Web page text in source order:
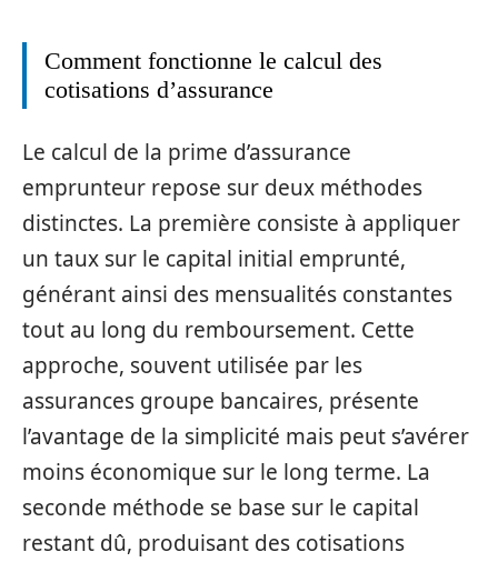
Comment fonctionne le calcul des
cotisations d’assurance
Le calcul de la prime d’assurance
emprunteur repose sur deux méthodes
distinctes. La première consiste à appliquer
un taux sur le capital initial emprunté,
générant ainsi des mensualités constantes
tout au long du remboursement. Cette
approche, souvent utilisée par les
assurances groupe bancaires, présente
l’avantage de la simplicité mais peut s’avérer
moins économique sur le long terme. La
seconde méthode se base sur le capital
restant dû, produisant des cotisations